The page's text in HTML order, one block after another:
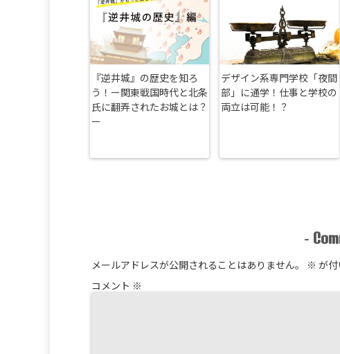
『逆井城』の歴史を知ろ
う！ー関東戦国時代と北条
氏に翻弄されたお城とは？
ー
デザイン系専門学校「夜間
部」に通学！仕事と学校の
両立は可能！？
-
メールアドレスが公開されることはありません。 ※ が
コメント ※